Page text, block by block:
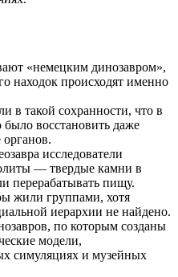
«немецким динозавром»,
находок происходят именно
в такой сохранности, что в
восстановить даже
исследователи
— твердые камни в
перерабатывать пищу.
жили группами, хотя
иерархии не найдено.
по которым созданы
модели,
симуляциях и музейных